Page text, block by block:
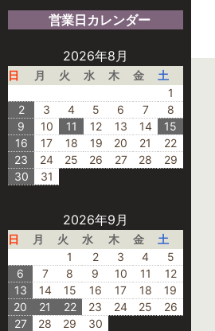
営業日カレンダー
2026年8月
日 月 火 水 木 金
土
1
2
3 4 5 6 7
8
9
10 11 12 13 14
15
16
17 18 19 20 21
22
23
24 25 26 27 28
29
30
31
2026年9月
日 月 火 水 木 金
土
1
2 3 4
5
6
7 8 9 10 11
12
13
14 15 16 17 18
19
20
21 22 23 24 25
26
27
28 29 30